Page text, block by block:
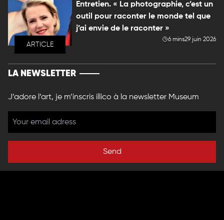
ARTICLE
Entretien. « La photographie, c’est un
outil pour raconter le monde tel que
j’ai envie de le raconter »
6 mins29 juin 2026
LA NEWSLETTER
J’adore l’art, je m’inscris illico à la newsletter Museum
Send